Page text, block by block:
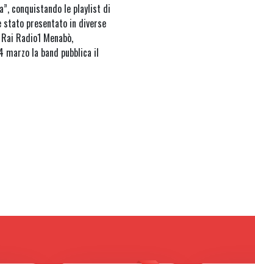
conquistando le playlist di
stato presentato in diverse
Radio1 Menabò,
la band pubblica il